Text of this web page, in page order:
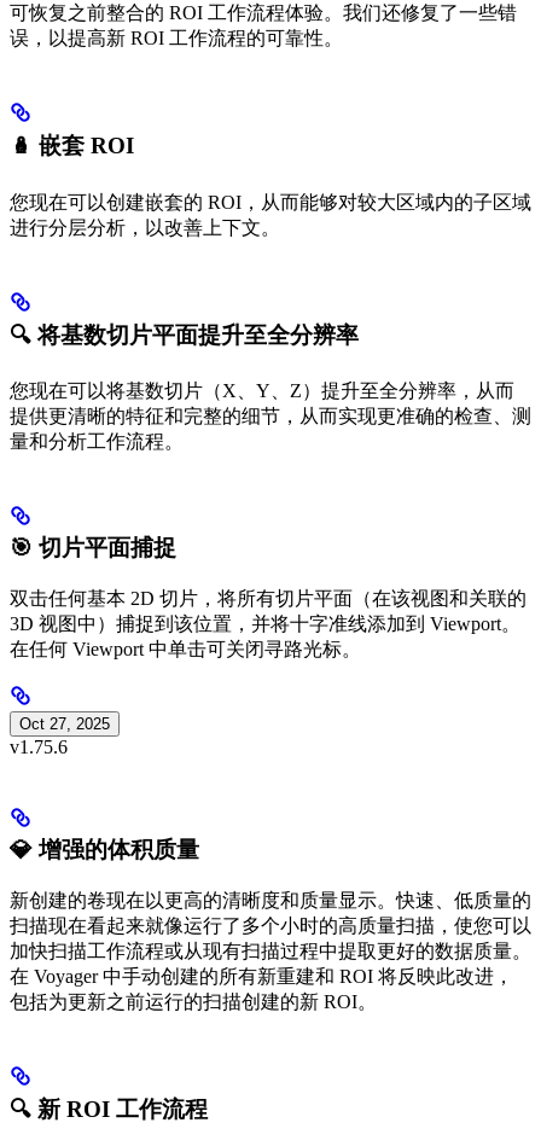
可恢复之前整合的 ROI 工作流程体验。我们还修复了一些错
误，以提高新 ROI 工作流程的可靠性。
🪆 嵌套 ROI
您现在可以创建嵌套的 ROI，从而能够对较大区域内的子区域
进行分层分析，以改善上下文。
🔍 将基数切片平面提升至全分辨率
您现在可以将基数切片（X、Y、Z）提升至全分辨率，从而
提供更清晰的特征和完整的细节，从而实现更准确的检查、测
量和分析工作流程。
🎯 切片平面捕捉
双击任何基本 2D 切片，将所有切片平面（在该视图和关联的
3D 视图中）捕捉到该位置，并将十字准线添加到 Viewport。
在任何 Viewport 中单击可关闭寻路光标。
Oct 27, 2025
v1.75.6
💎 增强的体积质量
新创建的卷现在以更高的清晰度和质量显示。快速、低质量的
扫描现在看起来就像运行了多个小时的高质量扫描，使您可以
加快扫描工作流程或从现有扫描过程中提取更好的数据质量。
在 Voyager 中手动创建的所有新重建和 ROI 将反映此改进，
包括为更新之前运行的扫描创建的新 ROI。
🔍 新 ROI 工作流程